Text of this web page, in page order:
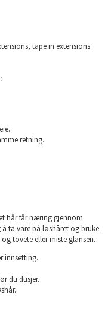
tape in extensions
retning.
hår får næring gjennom
ta vare på løshåret og bruke
tovete eller miste glansen.
innsetting.
du dusjer.